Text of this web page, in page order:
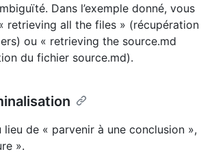
Dans l’exemple donné, vous
retrieving all the files » (récupération
ou « retrieving the source.md
du fichier source.md).
lieu de « parvenir à une conclusion »,
».